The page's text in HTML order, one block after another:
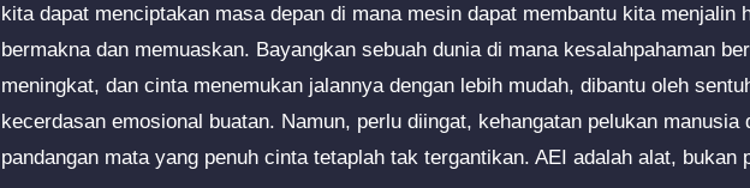
kita dapat menciptakan masa depan di mana mesin dapat membantu kita menjalin
bermakna dan memuaskan. Bayangkan sebuah dunia di mana kesalahpahaman
meningkat, dan cinta menemukan jalannya dengan lebih mudah, dibantu oleh
kecerdasan emosional buatan. Namun, perlu diingat, kehangatan pelukan manusia
pandangan mata yang penuh cinta tetaplah tak tergantikan. AEI adalah alat, bukan